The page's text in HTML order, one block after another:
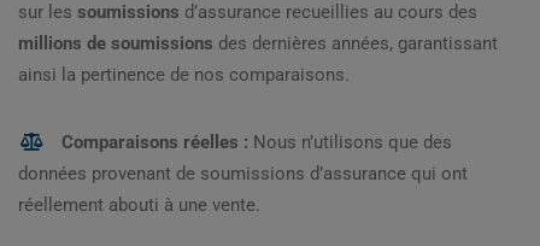
sur les soumissions d’assurance recueillies au cours des
millions de soumissions des dernières années, garantissant
ainsi la pertinence de nos comparaisons.
Comparaisons réelles : Nous n’utilisons que des
données provenant de soumissions d’assurance qui ont
réellement abouti à une vente.